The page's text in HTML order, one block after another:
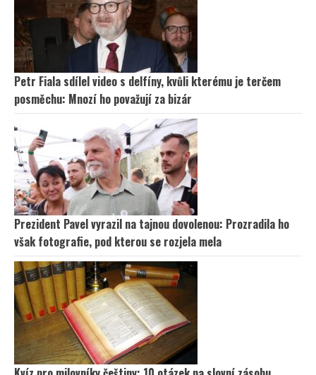
Petr Fiala sdílel video s delfíny, kvůli kterému je terčem
posměchu: Mnozí ho považují za bizár
Prezident Pavel vyrazil na tajnou dovolenou: Prozradila ho
však fotografie, pod kterou se rozjela mela